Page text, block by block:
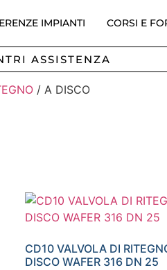
IMPIANTI CORSI E
ASSISTENZA
/ A DISCO
CD10 VALVOLA DI
DISCO WAFER 316 DN 25